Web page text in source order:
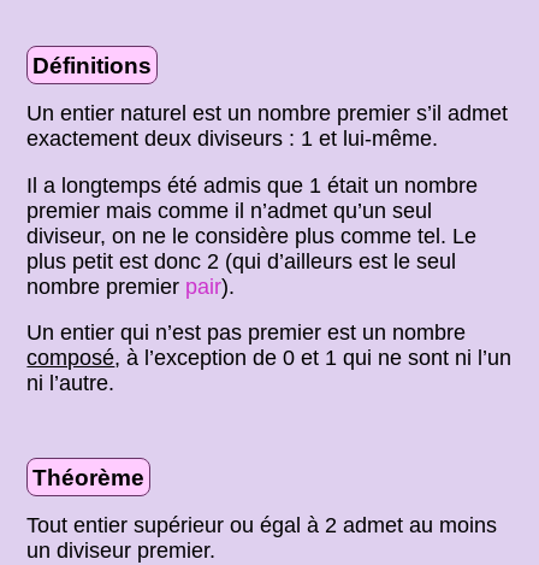
Définitions
Un entier naturel est un nombre premier s’il admet
exactement deux diviseurs : 1 et lui-même.
Il a longtemps été admis que 1 était un nombre
premier mais comme il n’admet qu’un seul
diviseur, on ne le considère plus comme tel. Le
plus petit est donc 2 (qui d’ailleurs est le seul
nombre premier pair).
Un entier qui n’est pas premier est un nombre
composé, à l’exception de 0 et 1 qui ne sont ni l’un
ni l’autre.
Théorème
Tout entier supérieur ou égal à 2 admet au moins
un diviseur premier.